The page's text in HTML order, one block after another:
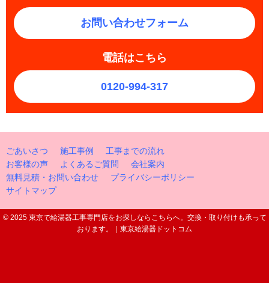
お問い合わせフォーム
電話はこちら
0120-994-317
ごあいさつ 施工事例
工事までの流れ
お客様の声
よくあるご質問
会社案内
無料見積・お問い合わせ
プライバシーポリシー
サイトマップ
© 2025 東京で給湯器工事専門店をお探しならこちらへ。交換・取り付けも承って
おります。｜東京給湯器ドットコム